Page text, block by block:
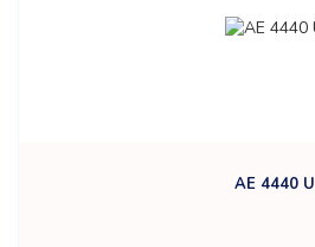
AE 4440 U